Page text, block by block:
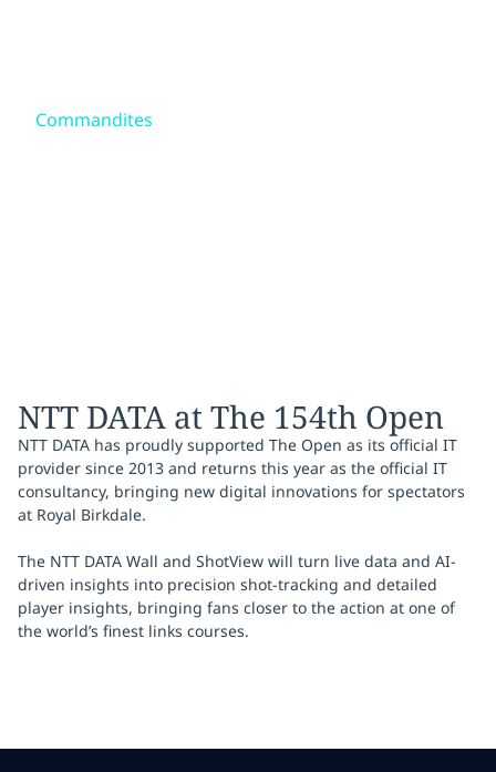
Ce que nous pensons
Commandites
NTT DATA at The 154th Open
NTT DATA has proudly supported The Open as its official IT
provider since 2013 and returns this year as the official IT
consultancy, bringing new digital innovations for spectators
at Royal Birkdale.
The NTT DATA Wall and ShotView will turn live data and AI-
driven insights into precision shot-tracking and detailed
player insights, bringing fans closer to the action at one of
the world’s finest links courses.